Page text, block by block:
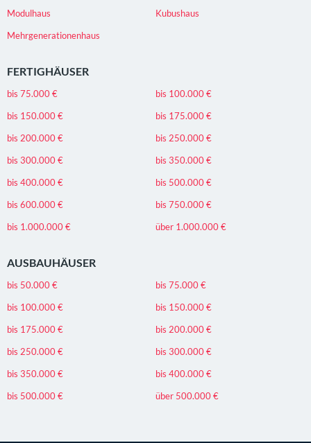
Modulhaus
Kubushaus
Mehrgenerationenhaus
FERTIGHÄUSER
bis 75.000 €
bis 100.000 €
bis 150.000 €
bis 175.000 €
bis 200.000 €
bis 250.000 €
bis 300.000 €
bis 350.000 €
bis 400.000 €
bis 500.000 €
bis 600.000 €
bis 750.000 €
bis 1.000.000 €
über 1.000.000 €
AUSBAUHÄUSER
bis 50.000 €
bis 75.000 €
bis 100.000 €
bis 150.000 €
bis 175.000 €
bis 200.000 €
bis 250.000 €
bis 300.000 €
bis 350.000 €
bis 400.000 €
bis 500.000 €
über 500.000 €